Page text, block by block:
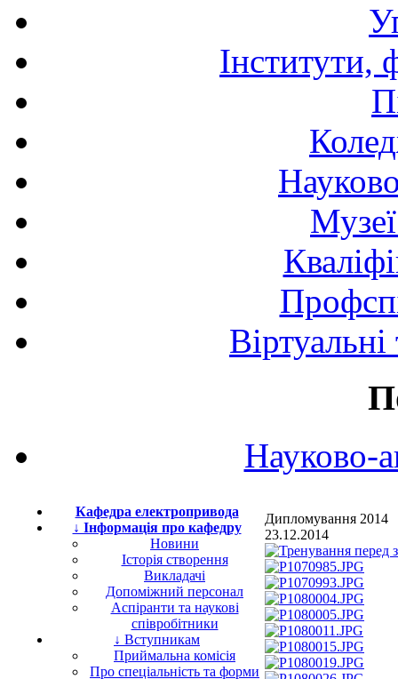
Інститути,
Науково-
Кафедра електропривода
↓ Інформація про кафедру
Новини
Історія створення
Викладачі
Допоміжний персонал
Аспіранти та наукові
співробітники
↓ Вступникам
Приймальна комісія
Про спеціальність та форми
Дипломування 2014
23.12.2014